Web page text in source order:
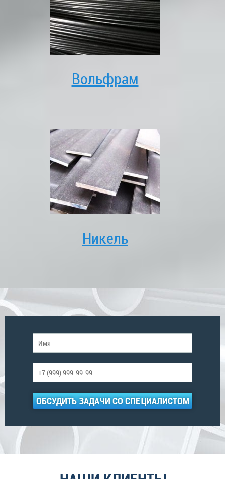
Вольфрам
Никель
ОБСУДИТЬ ЗАДАЧИ СО СПЕЦИАЛИСТОМ